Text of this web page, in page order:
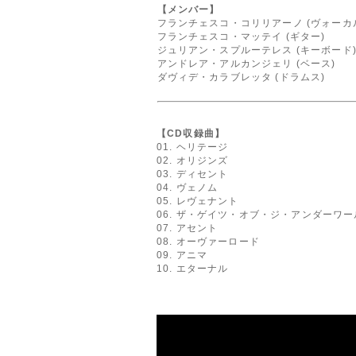
【メンバー】
フランチェスコ・コリリアーノ (ヴォーカ
フランチェスコ・マッテイ (ギター)
ジュリアン・スプルーテレス (キーボード)
アンドレア・アルカンジェリ (ベース)
ダヴィデ・カラブレッタ (ドラムス)
【CD収録曲】
01. ヘリテージ
02. オリジンズ
03. ディセント
04. ヴェノム
05. レヴェナント
06. ザ・ゲイツ・オブ・ジ・アンダーワー
07. アセント
08. オーヴァーロード
09. アニマ
10. エターナル